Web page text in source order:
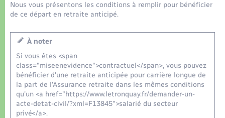
Organisation d’événement
Sécurité - Prévention
Commerces - Entreprises - Emploi
Voirie et espace public
Nous vous présentons les conditions à remplir pour bénéficier
de ce départ en retraite anticipé.
À noter
Si vous êtes <span
class="miseenevidence">contractuel</span>, vous pouvez
bénéficier d'une retraite anticipée pour carrière longue de
la part de l'Assurance retraite dans les mêmes conditions
qu'un <a href="https://www.letronquay.fr/demander-un-
acte-detat-civil/?xml=F13845">salarié du secteur
privé</a>.